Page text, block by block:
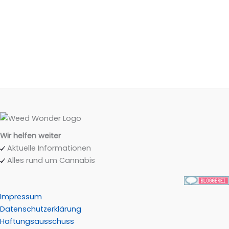
Wir helfen weiter
Aktuelle Informationen
Alles rund um Cannabis
Impressum
Datenschutzerklärung
Haftungsausschuss